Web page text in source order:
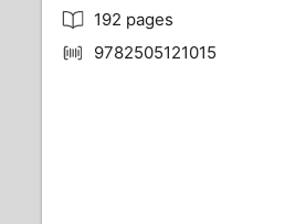
192 pages
9782505121015